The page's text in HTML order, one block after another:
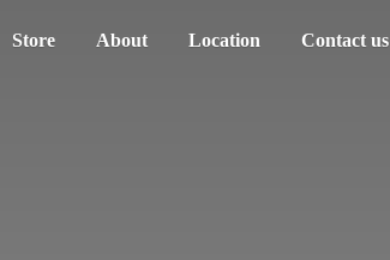
Store About Location Contact us